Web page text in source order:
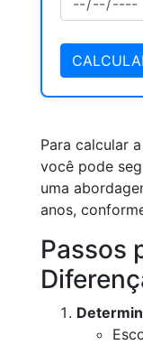
Para calcular
você pode
uma
anos,
Passos